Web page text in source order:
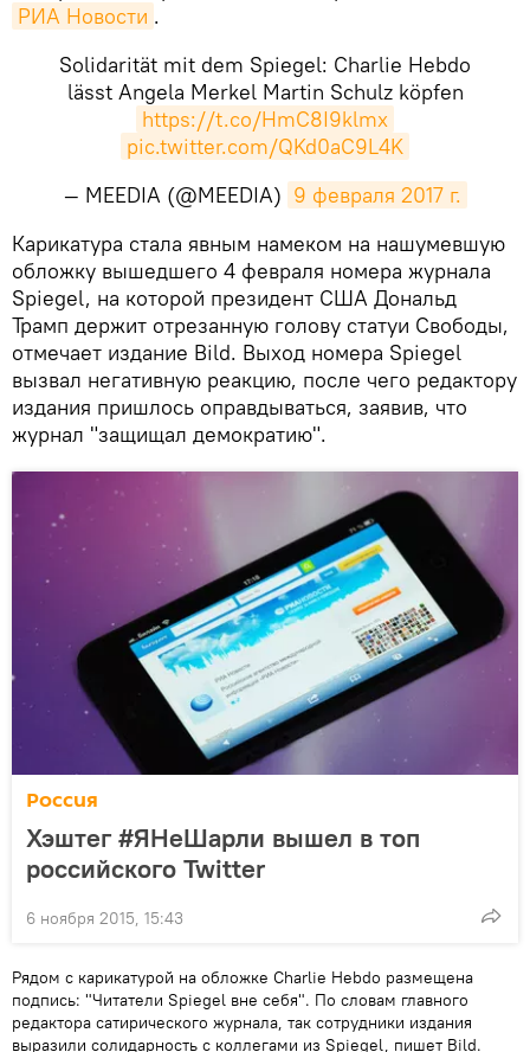
РИА Новости .
Solidarität mit dem Spiegel: Charlie Hebdo
lässt Angela Merkel Martin Schulz köpfen
https://t.co/HmC8I9klmx
pic.twitter.com/QKd0aC9L4K
— MEEDIA (@MEEDIA) 9 февраля 2017 г.
Карикатура стала явным намеком на нашумевшую
обложку вышедшего 4 февраля номера журнала
Spiegel, на которой президент США Дональд
Трамп держит отрезанную голову статуи Свободы,
отмечает издание Bild. Выход номера Spiegel
вызвал негативную реакцию, после чего редактору
издания пришлось оправдываться, заявив, что
журнал "защищал демократию".
Россия
Хэштег #ЯНеШарли вышел в топ
российского Twitter
6 ноября 2015, 15:43
Рядом с карикатурой на обложке Charlie Hebdo размещена
подпись: "Читатели Spiegel вне себя". По словам главного
редактора сатирического журнала, так сотрудники издания
выразили солидарность с коллегами из Spiegel, пишет Bild.